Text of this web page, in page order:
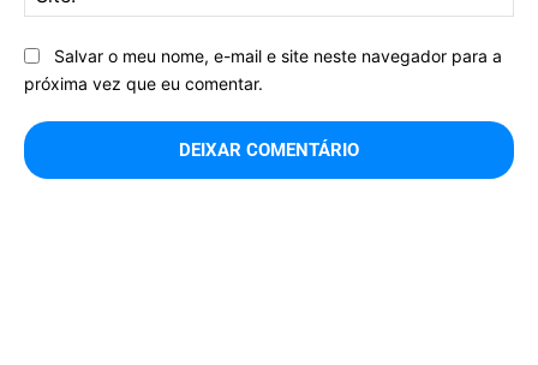
Salvar o meu nome, e-mail e site neste navegador para a
próxima vez que eu comentar.